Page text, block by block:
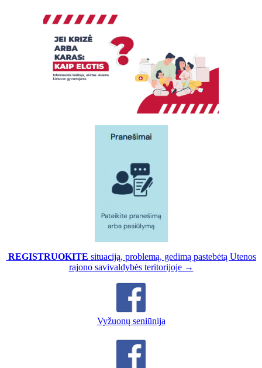
REGISTRUOKITE situaciją, problemą, gedimą pastebėtą Utenos
rajono savivaldybės teritorijoje →
Vyžuonų seniūnija